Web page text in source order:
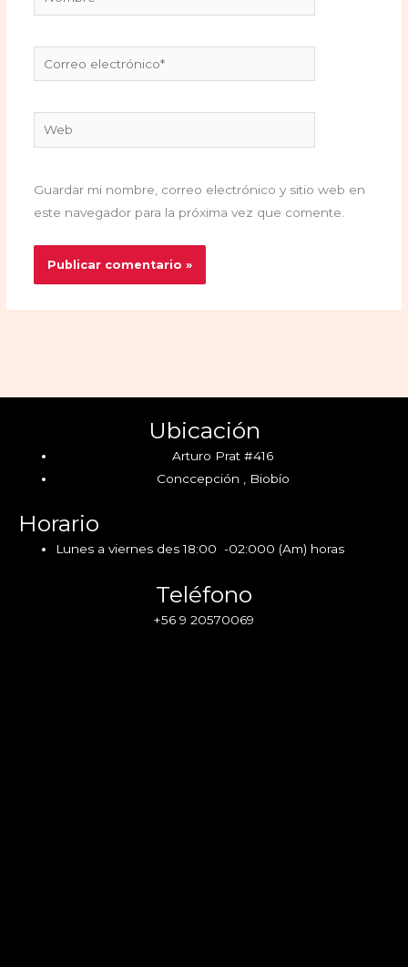
electrónico*
Guardar mi nombre, correo electrónico y sitio web en
este navegador para la próxima vez que comente.
Ubicación
Arturo Prat #416
Conccepción , Biobío
Horario
Lunes a viernes des 18:00 -02:000 (Am) horas
Teléfono
+56 9 20570069